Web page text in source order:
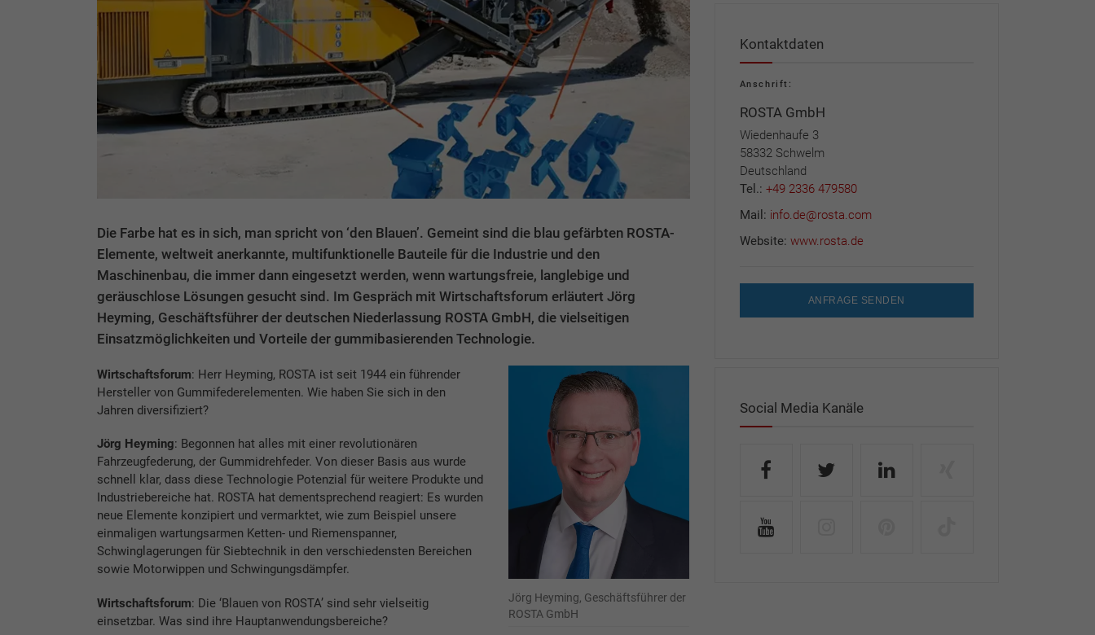
Die Farbe hat es in sich, man spricht von ‘den Blauen’. Gemeint sind die blau gefärbten ROSTA-
Elemente, weltweit anerkannte, multifunktionelle Bauteile für die Industrie und den
Maschinenbau, die immer dann eingesetzt werden, wenn wartungsfreie, langlebige und
geräuschlose Lösungen gesucht sind. Im Gespräch mit Wirtschaftsforum erläutert Jörg
Heyming, Geschäftsführer der deutschen Niederlassung ROSTA GmbH, die vielseitigen
Einsatzmöglichkeiten und Vorteile der gummibasierenden Technologie.
Wirtschaftsforum: Herr Heyming, ROSTA ist seit 1944 ein führender
Hersteller von Gummifederelementen. Wie haben Sie sich in den
Jahren diversifiziert?
Jörg Heyming: Begonnen hat alles mit einer revolutionären
Fahrzeugfederung, der Gummidrehfeder. Von dieser Basis aus wurde
schnell klar, dass diese Technologie Potenzial für weitere Produkte und
Industriebereiche hat. ROSTA hat dementsprechend reagiert: Es wurden
neue Elemente konzipiert und vermarktet, wie zum Beispiel unsere
einmaligen wartungsarmen Ketten- und Riemenspanner,
Schwinglagerungen für Siebtechnik in den verschiedensten Bereichen
sowie Motorwippen und Schwingungsdämpfer.
Wirtschaftsforum: Die ‘Blauen von ROSTA’ sind sehr vielseitig
einsetzbar. Was sind ihre Hauptanwendungsbereiche?
Jörg Heyming, Geschäftsführer der
ROSTA GmbH
Kontaktdaten
Anschrift:
ROSTA GmbH
Wiedenhaufe 3
58332 Schwelm
Deutschland
Tel.: +49 2336 479580
Mail: info.de@rosta.com
Website: www.rosta.de
ANFRAGE SENDEN
Social Media Kanäle